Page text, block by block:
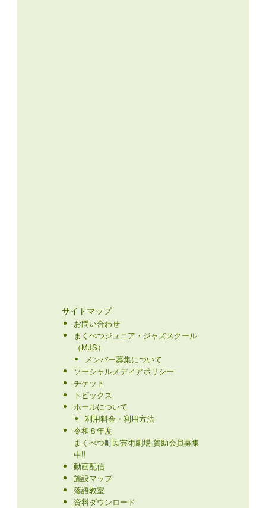
サイトマップ
お問い合わせ
まくべつジュニア・ジャズスクール
（MJS）
メンバー募集について
ソーシャルメディアポリシー
チケット
トピックス
ホールについて
利用料金・利用方法
令和８年度
まくべつ町民芸術劇場 賛助会員募集
中!!
動画配信
施設マップ
落語教室
資料ダウンロード